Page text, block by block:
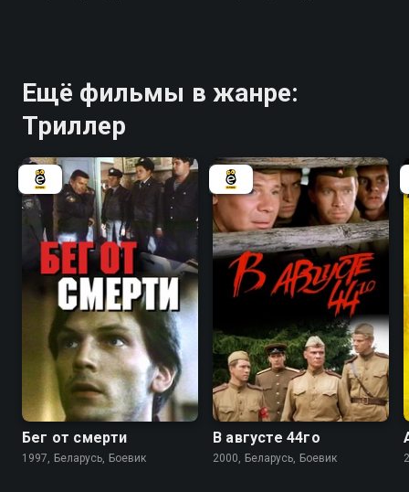
Ещё фильмы в жанре:
Триллер
5.5
Бег от смерти
1997, Беларусь, Боевик
8.2
В августе 44го
2000, Беларусь, Боевик